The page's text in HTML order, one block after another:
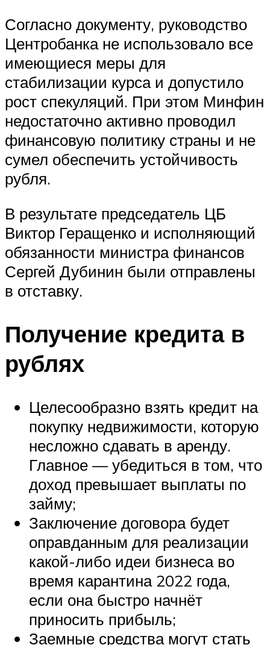
Согласно документу, руководство
Центробанка не использовало все
имеющиеся меры для
стабилизации курса и допустило
рост спекуляций. При этом Минфин
недостаточно активно проводил
финансовую политику страны и не
сумел обеспечить устойчивость
рубля.
В результате председатель ЦБ
Виктор Геращенко и исполняющий
обязанности министра финансов
Сергей Дубинин были отправлены
в отставку.
Получение кредита в
рублях
Целесообразно взять кредит на
покупку недвижимости, которую
несложно сдавать в аренду.
Главное — убедиться в том, что
доход превышает выплаты по
займу;
Заключение договора будет
оправданным для реализации
какой-либо идеи бизнеса во
время карантина 2022 года,
если она быстро начнёт
приносить прибыль;
Заемные средства могут стать